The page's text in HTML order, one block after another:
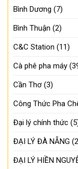
Bình Dương (7)
Bình Thuận (2)
C&C Station (11)
Cà phê pha máy
Cần Thơ (3)
Công Thức Pha
Đại lý chính thức
ĐẠI LÝ ĐÀ NẴNG
ĐẠI LÝ HIỀN